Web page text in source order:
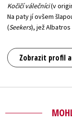
Kočičí válečníci(v
Na paty jí ovšem
(Seekers), jež
Zobrazit profil